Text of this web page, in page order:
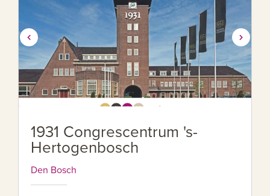
1931 Congrescentrum 's-
Hertogenbosch
Den Bosch